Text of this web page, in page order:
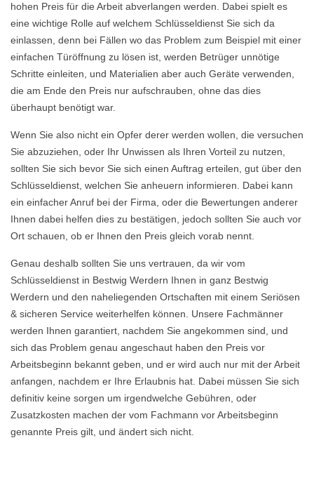
hohen Preis für die Arbeit abverlangen werden. Dabei spielt es
eine wichtige Rolle auf welchem Schlüsseldienst Sie sich da
einlassen, denn bei Fällen wo das Problem zum Beispiel mit einer
einfachen Türöffnung zu lösen ist, werden Betrüger unnötige
Schritte einleiten, und Materialien aber auch Geräte verwenden,
die am Ende den Preis nur aufschrauben, ohne das dies
überhaupt benötigt war.
Wenn Sie also nicht ein Opfer derer werden wollen, die versuchen
Sie abzuziehen, oder Ihr Unwissen als Ihren Vorteil zu nutzen,
sollten Sie sich bevor Sie sich einen Auftrag erteilen, gut über den
Schlüsseldienst, welchen Sie anheuern informieren. Dabei kann
ein einfacher Anruf bei der Firma, oder die Bewertungen anderer
Ihnen dabei helfen dies zu bestätigen, jedoch sollten Sie auch vor
Ort schauen, ob er Ihnen den Preis gleich vorab nennt.
Genau deshalb sollten Sie uns vertrauen, da wir vom
Schlüsseldienst in Bestwig Werdern Ihnen in ganz Bestwig
Werdern und den naheliegenden Ortschaften mit einem Seriösen
& sicheren Service weiterhelfen können. Unsere Fachmänner
werden Ihnen garantiert, nachdem Sie angekommen sind, und
sich das Problem genau angeschaut haben den Preis vor
Arbeitsbeginn bekannt geben, und er wird auch nur mit der Arbeit
anfangen, nachdem er Ihre Erlaubnis hat. Dabei müssen Sie sich
definitiv keine sorgen um irgendwelche Gebühren, oder
Zusatzkosten machen der vom Fachmann vor Arbeitsbeginn
genannte Preis gilt, und ändert sich nicht.